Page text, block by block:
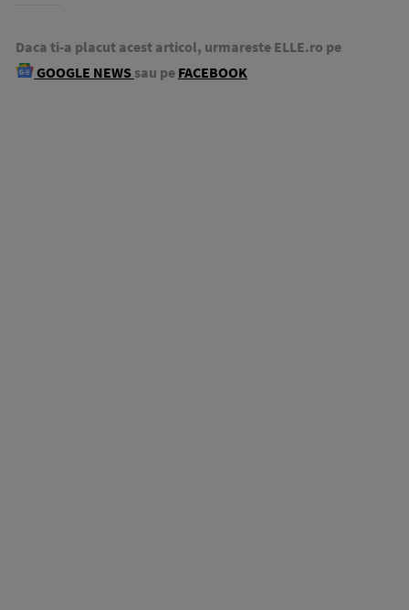
Daca ti-a placut acest articol, urmareste ELLE.ro pe
GOOGLE NEWS sau pe FACEBOOK